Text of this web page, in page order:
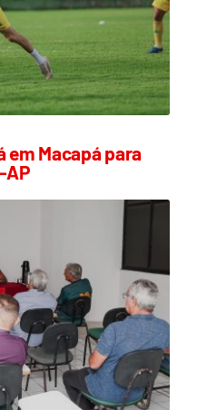
em Macapá para
AP